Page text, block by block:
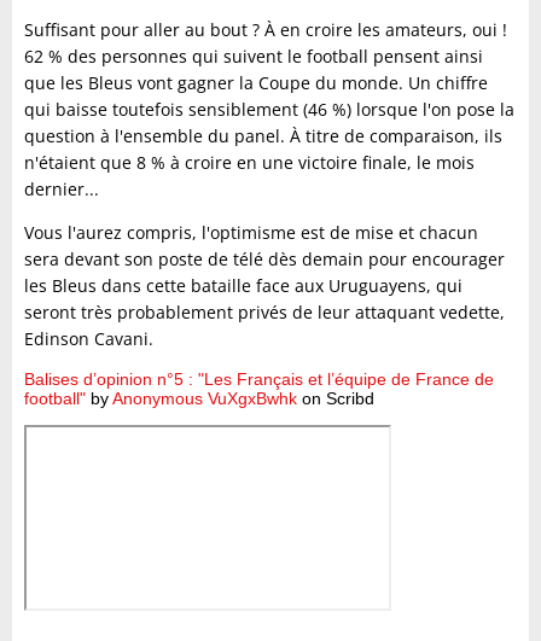
Suffisant pour aller au bout ? À en croire les amateurs, oui !
62 % des personnes qui suivent le football pensent ainsi
que les Bleus vont gagner la Coupe du monde. Un chiffre
qui baisse toutefois sensiblement (46 %) lorsque l'on pose la
question à l'ensemble du panel. À titre de comparaison, ils
n'étaient que 8 % à croire en une victoire finale, le mois
dernier...
Vous l'aurez compris, l'optimisme est de mise et chacun
sera devant son poste de télé dès demain pour encourager
les Bleus dans cette bataille face aux Uruguayens, qui
seront très probablement privés de leur attaquant vedette,
Edinson Cavani.
Balises d’opinion n°5 : "Les Français et l’équipe de France de
football" byAnonymous VuXgxBwhk on Scribd